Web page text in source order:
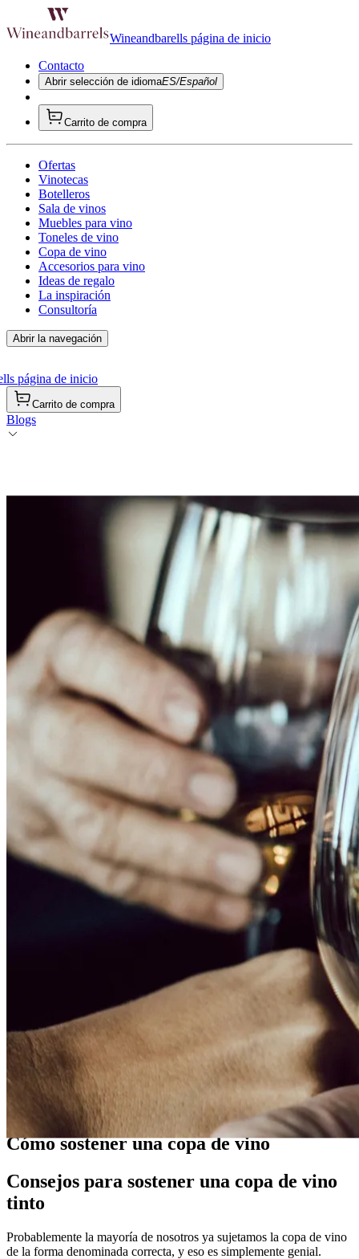
Wineandbarells página de inicio
Contacto
Abrir selección de idiomaES/Español
Carrito de compra
Ofertas
Vinotecas
Botelleros
Sala de vinos
Muebles para vino
Toneles de vino
Copa de vino
Accesorios para vino
Ideas de regalo
La inspiración
Consultoría
Abrir la navegación
página de inicio
Carrito de compra
Blogs
Cómo sostener una copa de vino
Consejos para sostener una copa de vino
tinto
Probablemente la mayoría de nosotros ya sujetamos la copa de vino
de la forma denominada correcta, y eso es simplemente genial.